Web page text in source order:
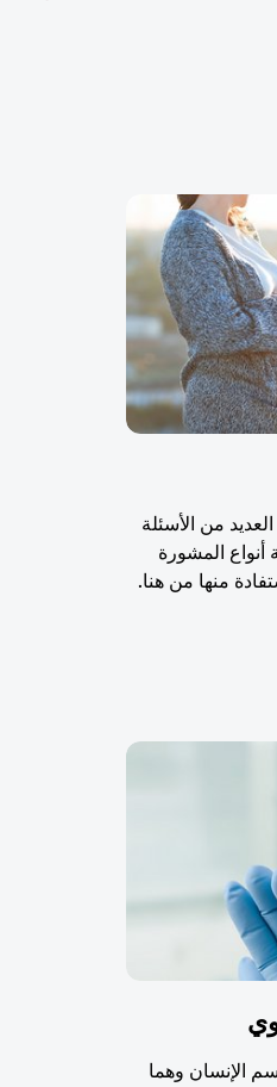
من الأسئلة
أنواع المشورة
منها من هنا.
الإنسان وهما